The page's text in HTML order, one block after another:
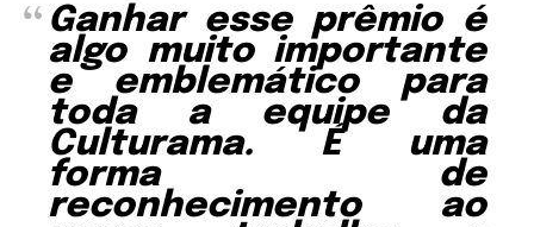
Ganhar esse prêmio é
algo muito importante
e emblemático para
toda a equipe da
Culturama. É uma
forma de
reconhecimento ao